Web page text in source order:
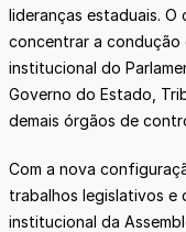
lideranças estaduais.
concentrar a condução
institucional do
Governo do Estado,
demais órgãos de
Com a nova
trabalhos legislativos
institucional da